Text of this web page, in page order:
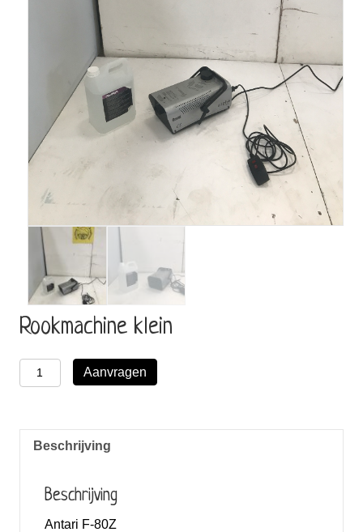
Rookmachine klein
Rookmachine
klein
Aanvragen
Beschrijving
Beschrijving
Antari F-80Z